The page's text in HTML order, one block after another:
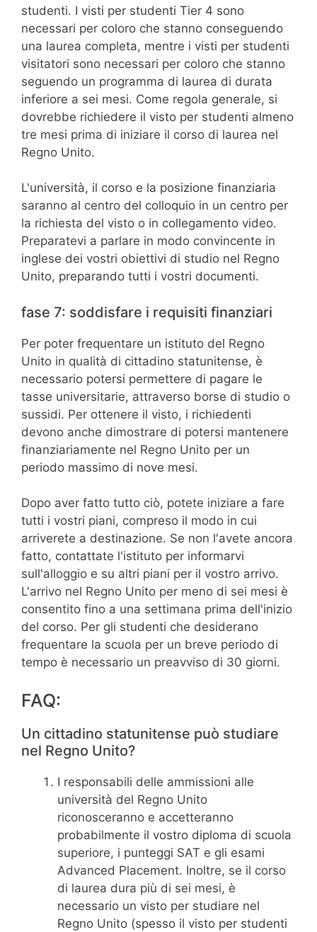
studenti. I visti per studenti Tier 4 sono
necessari per coloro che stanno conseguendo
una laurea completa, mentre i visti per studenti
visitatori sono necessari per coloro che stanno
seguendo un programma di laurea di durata
inferiore a sei mesi. Come regola generale, si
dovrebbe richiedere il visto per studenti almeno
tre mesi prima di iniziare il corso di laurea nel
Regno Unito.
L'università, il corso e la posizione finanziaria
saranno al centro del colloquio in un centro per
la richiesta del visto o in collegamento video.
Preparatevi a parlare in modo convincente in
inglese dei vostri obiettivi di studio nel Regno
Unito, preparando tutti i vostri documenti.
fase 7: soddisfare i requisiti finanziari
Per poter frequentare un istituto del Regno
Unito in qualità di cittadino statunitense, è
necessario potersi permettere di pagare le
tasse universitarie, attraverso borse di studio o
sussidi. Per ottenere il visto, i richiedenti
devono anche dimostrare di potersi mantenere
finanziariamente nel Regno Unito per un
periodo massimo di nove mesi.
Dopo aver fatto tutto ciò, potete iniziare a fare
tutti i vostri piani, compreso il modo in cui
arriverete a destinazione. Se non l'avete ancora
fatto, contattate l'istituto per informarvi
sull'alloggio e su altri piani per il vostro arrivo.
L'arrivo nel Regno Unito per meno di sei mesi è
consentito fino a una settimana prima dell'inizio
del corso. Per gli studenti che desiderano
frequentare la scuola per un breve periodo di
tempo è necessario un preavviso di 30 giorni.
FAQ:
Un cittadino statunitense può studiare
nel Regno Unito?
I responsabili delle ammissioni alle
università del Regno Unito
riconosceranno e accetteranno
probabilmente il vostro diploma di scuola
superiore, i punteggi SAT e gli esami
Advanced Placement. Inoltre, se il corso
di laurea dura più di sei mesi, è
necessario un visto per studiare nel
Regno Unito (spesso il visto per studenti